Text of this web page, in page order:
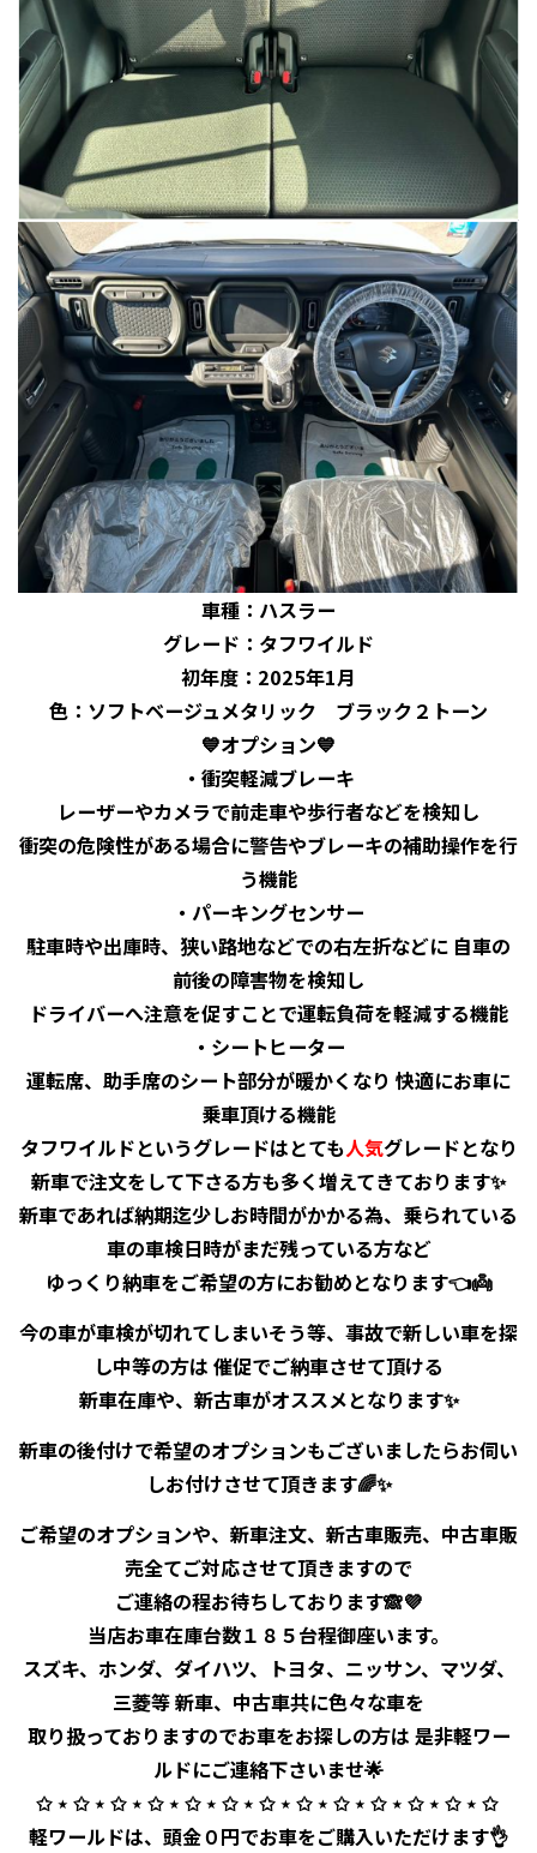
車種：ハスラー
グレード ：タフワイルド
初年度：2025年1月
色：ソフトベージュメタリック ブラック２トーン
💙オプション💙
・衝突軽減ブレーキ
レーザーやカメラで前走車や歩行者などを検知し
衝突の危険性がある場合に警告やブレーキの補助操作を行
う機能
・パーキングセンサー
駐車時や出庫時、狭い路地などでの右左折などに 自車の
前後の障害物を検知し
ドライバーへ注意を促すことで運転負荷を軽減する機能
・シートヒーター
運転席、助手席のシート部分が暖かくなり 快適にお車に
乗車頂ける機能
タフワイルドというグレードはとても人気グレードとなり
新車で注文をして下さる方も多く増えてきております✨
新車であれば納期迄少しお時間がかかる為、乗られている
車の車検日時がまだ残っている方など
ゆっくり納車をご希望の方にお勧めとなります👈👼
今の車が車検が切れてしまいそう等、事故で新しい車を探
し中等の方は 催促でご納車させて頂ける
新車在庫や、新古車がオススメとなります✨
新車の後付けで希望のオプションもございましたらお伺い
しお付けさせて頂きます🌈✨
ご希望のオプションや、新車注文、新古車販売、中古車販
売全てご対応させて頂きますので
ご連絡の程お待ちしております🙈💜
当店お車在庫台数１８５台程御座います。
スズキ、ホンダ、ダイハツ、トヨタ、ニッサン、マツダ、
三菱等 新車、中古車共に色々な車を
取り扱っておりますのでお車をお探しの方は 是非軽ワー
ルドにご連絡下さいませ🌟
✩ ⋆ ✩ ⋆ ✩ ⋆ ✩ ⋆ ✩ ⋆ ✩ ⋆ ✩ ⋆ ✩ ⋆ ✩ ⋆ ✩ ⋆ ✩ ⋆ ✩ ⋆ ✩ ⁡
軽ワールドは、頭金０円でお車をご購入いただけます👌